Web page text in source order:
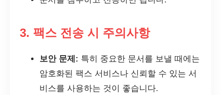
3. 팩스 전송 시 주의사항
보안 문제: 특히 중요한 문서를 보낼 때에는
암호화된 팩스 서비스나 신뢰할 수 있는 서
비스를 사용하는 것이 좋습니다.